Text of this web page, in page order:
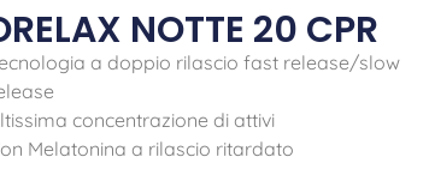
NOTTE 20 CPR
a doppio rilascio fast release/slow
concentrazione di attivi
Melatonina a rilascio ritardato